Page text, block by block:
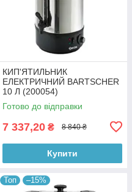
КИП'ЯТИЛЬНИК
ЕЛЕКТРИЧНИЙ BARTSCHER
10 Л (200054)
Готово до відправки
7 337,20 ₴ 8 840 ₴
Купити
Топ –15%